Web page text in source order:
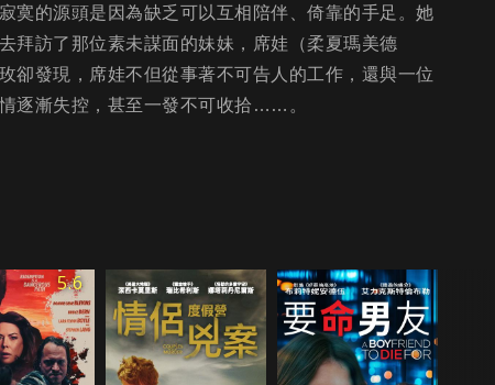
寞的源頭是因為缺乏可以互相陪伴、倚靠的手足。她
拜訪了那位素未謀面的妹妹，席娃（柔夏瑪美德
卻發現，席娃不但從事著不可告人的工作，還與一位
逐漸失控，甚至一發不可收拾……。
5.6